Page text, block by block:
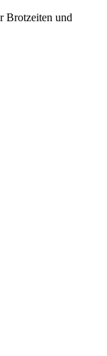
Brotzeiten und